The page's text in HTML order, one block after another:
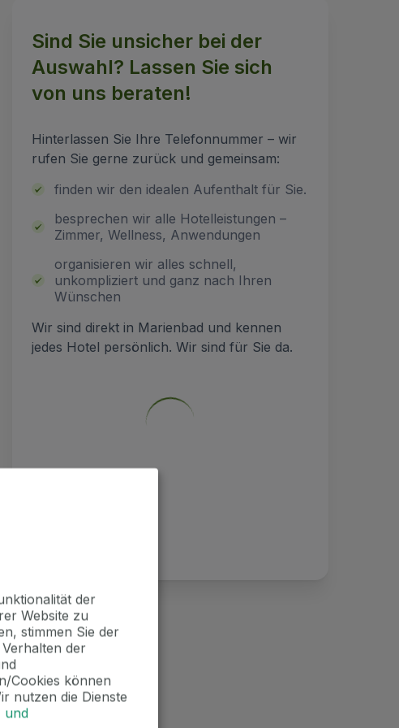
Sind Sie unsicher bei der
Auswahl? Lassen Sie sich
von uns beraten!
Hinterlassen Sie Ihre Telefonnummer – wir
rufen Sie gerne zurück und gemeinsam:
finden wir den idealen Aufenthalt für Sie.
besprechen wir alle Hotelleistungen –
Zimmer, Wellness, Anwendungen
organisieren wir alles schnell,
unkompliziert und ganz nach Ihren
Wünschen
Wir sind direkt in Marienbad und kennen
jedes Hotel persönlich. Wir sind für Sie da.
der
Website zu
stimmen Sie der
der
Cookies können
nutzen die Dienste
und